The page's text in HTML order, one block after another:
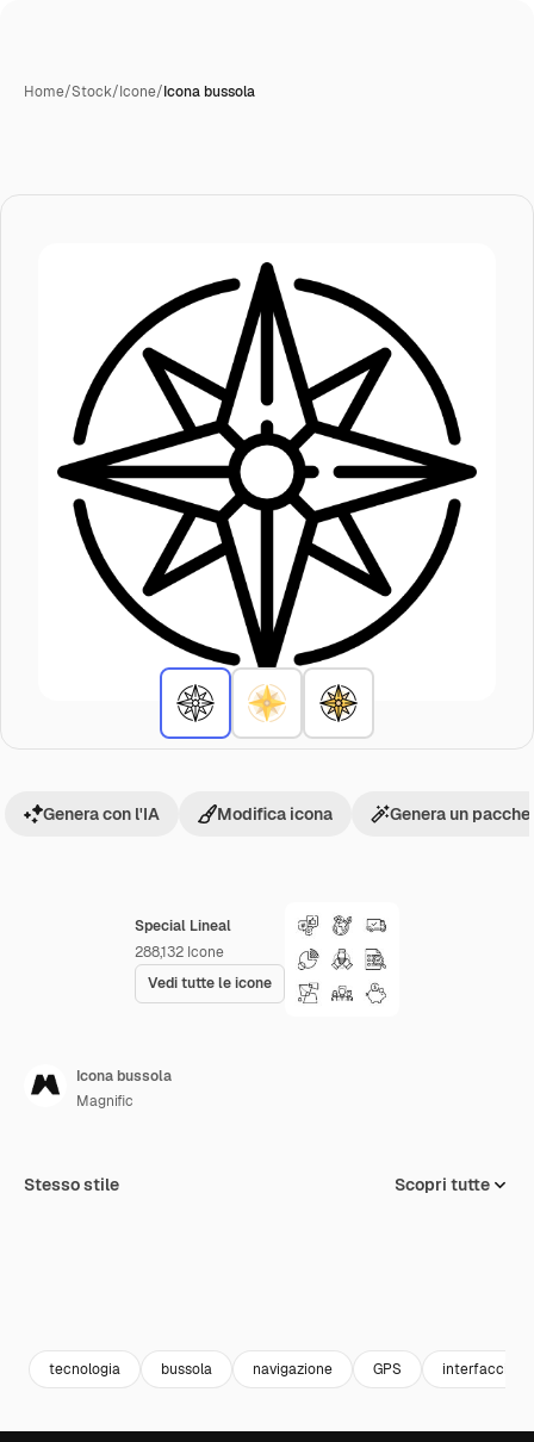
Home/Stock/Icone/Icona bussola
Special Lineal
288,132 Icone
Vedi tutte le icone
Genera con l'IA Modifica icona Genera un
Icona bussola
Magnific
Stesso stile Scopri tutte
tecnologia bussola navigazione GPS interfaccia